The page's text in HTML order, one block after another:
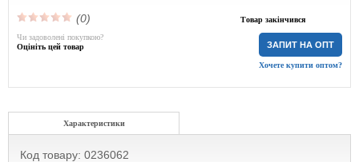
(0) Товар закінчився
ЗАПИТ НА ОПТ
Хочете купити оптом?
Чи задоволені покупкою?
Оцініть цей товар
Характеристики
Код товару: 0236062